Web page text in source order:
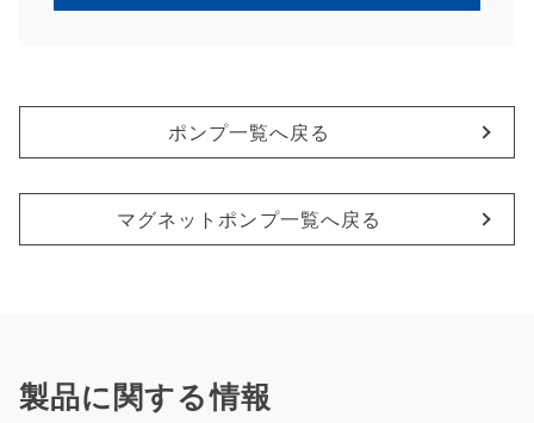
ポンプ一覧へ戻る
マグネットポンプ一覧へ戻る
製品に関する情報